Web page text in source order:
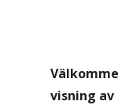
visning av